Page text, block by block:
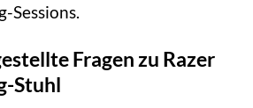
Sessions.
Fragen zu Razer
Stuhl